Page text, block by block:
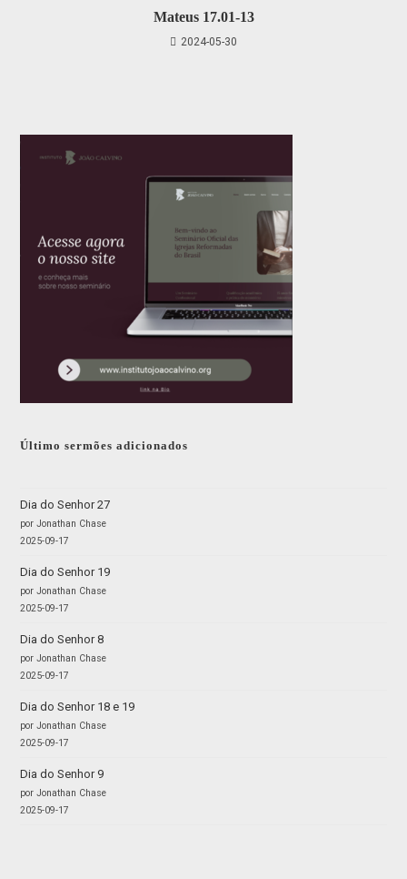
Mateus 17.01-13
2024-05-30
Último sermões adicionados
Dia do Senhor 27
por Jonathan Chase
2025-09-17
Dia do Senhor 19
por Jonathan Chase
2025-09-17
Dia do Senhor 8
por Jonathan Chase
2025-09-17
Dia do Senhor 18 e 19
por Jonathan Chase
2025-09-17
Dia do Senhor 9
por Jonathan Chase
2025-09-17